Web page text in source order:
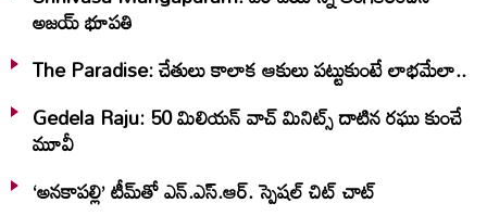
అజయ్ భూపతి
The Paradise: చేతులు కాలాక ఆకులు పట్టుకుంటే లాభమేలా..
Gedela Raju: 50 మిలియన్‌ వాచ్‌ మినిట్స్‌ దాటిన రఘు కుంచే
మూవీ
‘అనకాపల్లి’ టీమ్‌తో ఎన్.ఎస్.ఆర్. స్పెషల్ చిట్ చాట్